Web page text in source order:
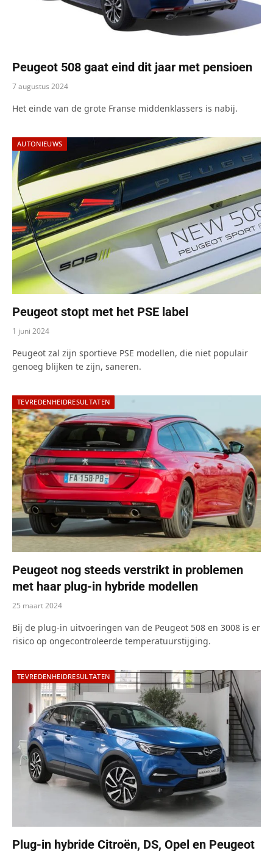
Peugeot 508 gaat eind dit jaar met pensioen
7 augustus 2024
Het einde van de grote Franse middenklassers is nabij.
AUTONIEUWS
Peugeot stopt met het PSE label
1 juni 2024
Peugeot zal zijn sportieve PSE modellen, die niet populair
genoeg blijken te zijn, saneren.
TEVREDENHEIDRESULTATEN
Peugeot nog steeds verstrikt in problemen
met haar plug-in hybride modellen
25 maart 2024
Bij de plug-in uitvoeringen van de Peugeot 508 en 3008 is er
risico op ongecontroleerde temperatuurstijging.
TEVREDENHEIDRESULTATEN
Plug-in hybride Citroën, DS, Opel en Peugeot